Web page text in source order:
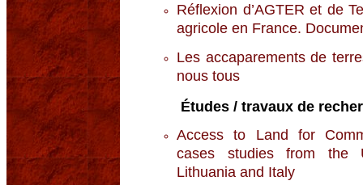
Réflexion d’AGTER et de
agricole en France.
Les accaparements de
nous tous
Études / travaux de
Access to Land for
cases studies from the
Lithuania and Italy